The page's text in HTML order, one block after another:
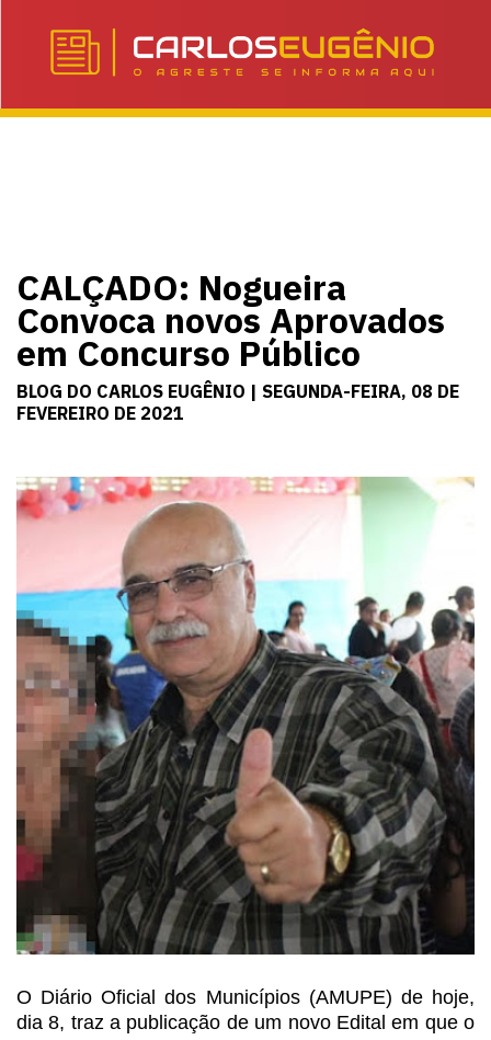
CALÇADO: Nogueira
Convoca novos Aprovados
em Concurso Público
BLOG DO CARLOS EUGÊNIO | SEGUNDA-FEIRA, 08 DE
FEVEREIRO DE 2021
O Diário Oficial dos Municípios (AMUPE) de hoje,
dia 8, traz a publicação de um novo Edital em que o